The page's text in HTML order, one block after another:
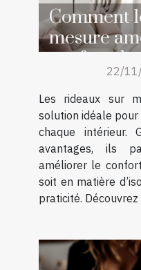
Comment
mesure
confort de
22/
Les rideaux sur
solution idéale
chaque intérieur.
avantages, ils
améliorer le
soit en matière
praticité. Découvrez